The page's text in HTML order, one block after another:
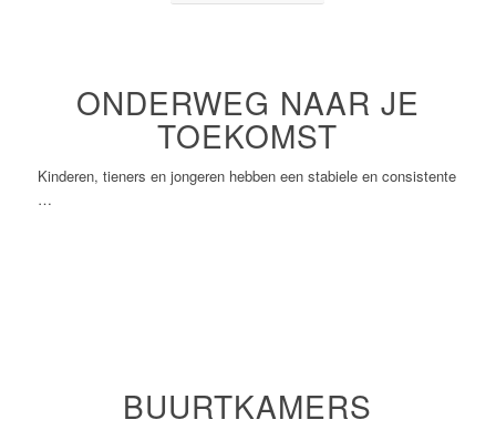
ONDERWEG NAAR JE
TOEKOMST
Kinderen, tieners en jongeren hebben een stabiele en consistente
…
BUURTKAMERS